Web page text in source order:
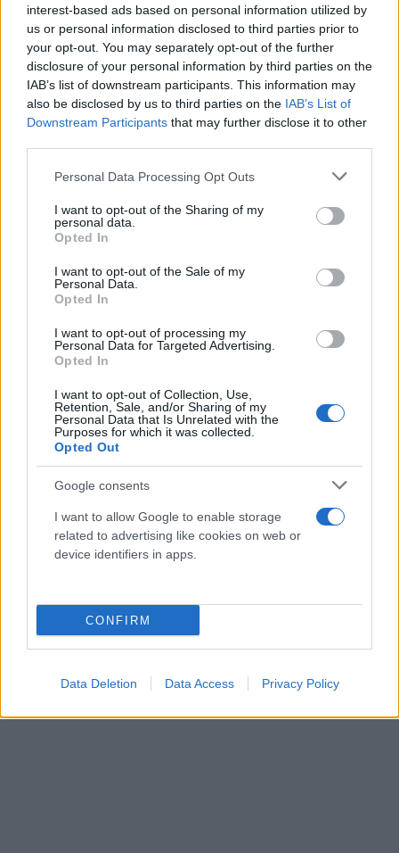
interest-based ads based on personal information utilized by
us or personal information disclosed to third parties prior to
your opt-out. You may separately opt-out of the further
disclosure of your personal information by third parties on the
IAB’s list of downstream participants. This information may
also be disclosed by us to third parties on the IAB’s List of
Downstream Participants that may further disclose it to other
Please note that this website/app uses one or more Google
not limited to your visit or usage behaviour. You may click to
grant or deny consent to Google and its third-party tags to
use your data for below specified purposes in below Google
consent section.
Personal Data Processing Opt Outs
I want to opt-out of the Sharing of my
personal data.
Opted In
I want to opt-out of the Sale of my
Personal Data.
Opted In
I want to opt-out of processing my
Personal Data for Targeted Advertising.
Opted In
I want to opt-out of Collection, Use,
Retention, Sale, and/or Sharing of my
Personal Data that Is Unrelated with the
Purposes for which it was collected.
Opted Out
Google consents
I want to allow Google to enable storage
related to advertising like cookies on web or
device identifiers in apps.
CONFIRM
Data Deletion Data Access Privacy Policy
διαμορφώθηκε μετά τις παρεμβάσεις της DG Comp.
Επιμένει σε διαγωνιστικές διαδικασίες για ΑΠΕ,
ώστε να καθοριστεί μέσω ανταγωνισμού το
premium που θα πληρώνουν οι βιομηχανίες στους
παραγωγούς, αντί για διμερή PPA.
Το ζήτημα του clawback
ρήτρα επιστροφής του όποιου οφέλους προκύψει
στην πρώτη περίοδο, μέσα στα επόμενα 20 χρόνια.
Προειδοποιεί, μάλιστα, πως αν η Ελλάδα αποκλίνει
από το ιταλικό μοντέλο, κινδυνεύει να μπει σε
Από την πλευρά του ο ΣΕΒ μιλά για προσαρμογή
(Energy Industrial Reset) με παροχή 10 TWh/έτος
και επιστροφή διπλάσιας ενέργειας σε 20 χρόνια. Ο
Σπύρος Θεοδωρόπουλος πάντως προειδοποίησε
ήδη:δύο μεγάλα εργοστάσια εξετάζουν
διακοπή λειτουργίας λόγω κόστους.
Η ελληνική
βιομηχανία πληρώνει έως και τριπλάσιες τιμές σε
σχέση με τη Δυτική Ευρώπη. Το μέλλον της
ανταγωνιστικότητας παίζεται τώρα.